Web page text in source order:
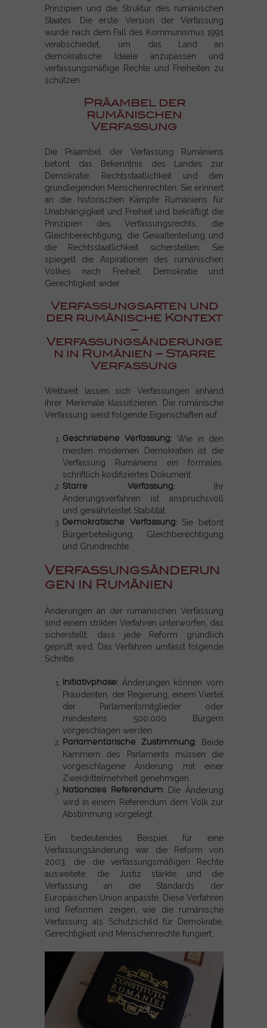
Prinzipien und die Struktur des rumänischen
Staates. Die erste Version der Verfassung
wurde nach dem Fall des Kommunismus 1991
verabschiedet, um das Land an
demokratische Ideale anzupassen und
verfassungsmäßige Rechte und Freiheiten zu
schützen.
Präambel der
rumänischen
Verfassung
Die Präambel der Verfassung Rumäniens
betont das Bekenntnis des Landes zur
Demokratie, Rechtsstaatlichkeit und den
grundlegenden Menschenrechten. Sie erinnert
an die historischen Kämpfe Rumäniens für
Unabhängigkeit und Freiheit und bekräftigt die
Prinzipien des Verfassungsrechts, die
Gleichberechtigung, die Gewaltenteilung und
die Rechtsstaatlichkeit sicherstellen. Sie
spiegelt die Aspirationen des rumänischen
Volkes nach Freiheit, Demokratie und
Gerechtigkeit wider.
Verfassungsarten und
der rumänische Kontext
–
Verfassungsänderunge
n in Rumänien – Starre
Verfassung
Weltweit lassen sich Verfassungen anhand
ihrer Merkmale klassifizieren. Die rumänische
Verfassung weist folgende Eigenschaften auf:
Geschriebene Verfassung: Wie in den
meisten modernen Demokratien ist die
Verfassung Rumäniens ein formales,
schriftlich kodifiziertes Dokument.
Starre Verfassung:Ihr
Änderungsverfahren ist anspruchsvoll
und gewährleistet Stabilität.
Demokratische Verfassung: Sie betont
Bürgerbeteiligung, Gleichberechtigung
und Grundrechte.
Verfassungsänderun
gen in Rumänien
Änderungen an der rumänischen Verfassung
sind einem strikten Verfahren unterworfen, das
sicherstellt, dass jede Reform gründlich
geprüft wird. Das Verfahren umfasst folgende
Schritte:
Initiativphase: Änderungen können vom
Präsidenten, der Regierung, einem Viertel
der Parlamentsmitglieder oder
mindestens 500.000 Bürgern
vorgeschlagen werden.
Parlamentarische Zustimmung:
Beide
Kammern des Parlaments müssen die
vorgeschlagene Änderung mit einer
Zweidrittelmehrheit genehmigen.
Nationales Referendum: Die Änderung
wird in einem Referendum dem Volk zur
Abstimmung vorgelegt.
Ein bedeutendes Beispiel für eine
Verfassungsänderung war die Reform von
2003, die die verfassungsmäßigen Rechte
ausweitete, die Justiz stärkte und die
Verfassung an die Standards der
Europäischen Union anpasste. Diese Verfahren
und Reformen zeigen, wie die rumänische
Verfassung als Schutzschild für Demokratie,
Gerechtigkeit und Menschenrechte fungiert.